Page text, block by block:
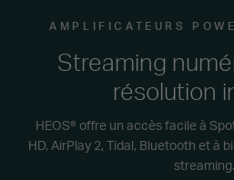
AMPLIFICATEURS
Streaming
résolution
HEOS® offre un accès facile à
HD, AirPlay 2, Tidal, Bluetooth et à
streaming.